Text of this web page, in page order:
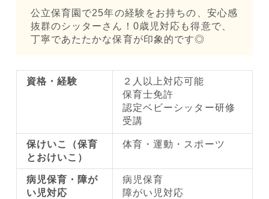
公立保育園で25年の経験をお持ちの、安心感
抜群のシッターさん！0歳児対応も得意で、
丁寧であたたかな保育が印象的です◎
資格・経験
２人以上対応可能
保育士免許
認定ベビーシッター研修
受講
保けいこ（保育
とおけいこ）
体育・運動・スポーツ
病児保育・障が
い児対応
病児保育
障がい児対応